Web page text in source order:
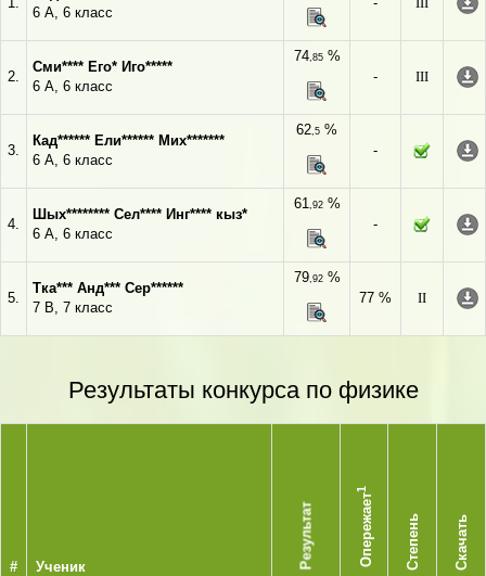
6 А, 6 класс
2.
Сми**** Его* Иго*****
6 А, 6 класс
74,85%
-
III
3.
Кад****** Ели****** Мих*******
6 А, 6 класс
62,5 %
-
4.
Шых******** Сел**** Инг**** кыз*
6 А, 6 класс
61,92%
-
5.
Тка*** Анд*** Сер******
7 В, 7 класс
79,92%
77 %
II
Результаты конкурса по физике
# Ученик Результат Опережает
1
Степень Скачать